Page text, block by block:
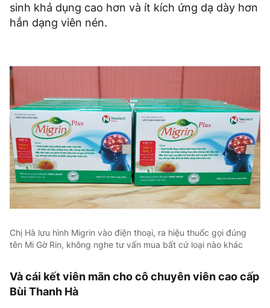
sinh khả dụng cao hơn và ít kích ứng dạ dày hơn
hẳn dạng viên nén.
Chị Hà lưu hình Migrin vào điện thoại, ra hiệu thuốc gọi đúng
tên Mi Gờ Rin, không nghe tư vấn mua bất cứ loại nào khác
Và cái kết viên mãn cho cô chuyên viên cao cấp
Bùi Thanh Hà